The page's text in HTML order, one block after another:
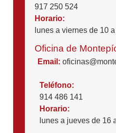
917 250 524
Horario:
lunes a viernes de 10
Oficina de
Email:
Teléfono:
914 486 141
Horario:
lunes a jueves de 16